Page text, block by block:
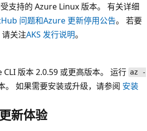
支持的 Azure Linux 版本。 有关详细
问题和Azure 更新停用公告。 若要
关注AKS 发行说明。
版本 2.0.59 或更高版本。 运行 az -
。 如果需要安装或升级，请参阅 安装
新体验